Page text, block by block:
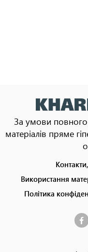
За умови повного
матеріалів пряме
menuВикористання
Політика